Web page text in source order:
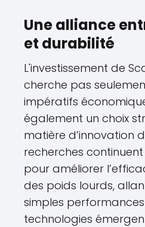
Une alliance
et durabilité
L'investissement de
cherche pas
impératifs
également un choix
matière d’innovation
recherches
pour améliorer
des poids lourds,
simples
technologies